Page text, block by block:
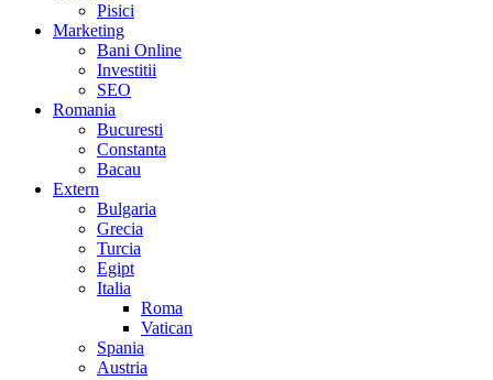
Pisici
Marketing
Bani Online
Investitii
SEO
Romania
Bucuresti
Constanta
Bacau
Extern
Bulgaria
Grecia
Turcia
Egipt
Italia
Roma
Vatican
Spania
Austria